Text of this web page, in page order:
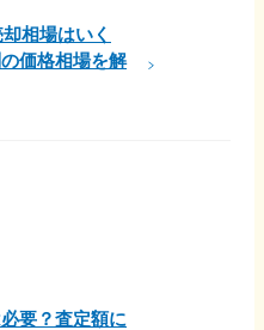
相場はいく
価格相場を解
要？査定額に